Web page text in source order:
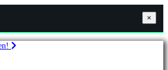
×
×
×